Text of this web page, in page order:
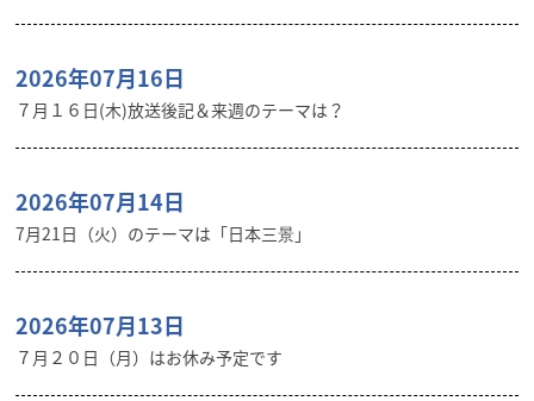
2026年07月16日
７月１６日(木)放送後記＆来週のテーマは？
2026年07月14日
7月21日（火）のテーマは「日本三景」
2026年07月13日
７月２０日（月）はお休み予定です